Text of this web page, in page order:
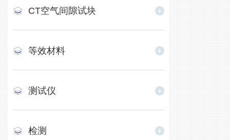
CT空气间隙试块
等效材料
测试仪
检测